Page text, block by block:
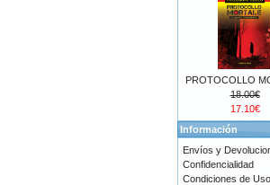
PROTOCOLLO
18.00€
17.10€
Información
Envíos y
Confidencialidad
Condiciones de Uso